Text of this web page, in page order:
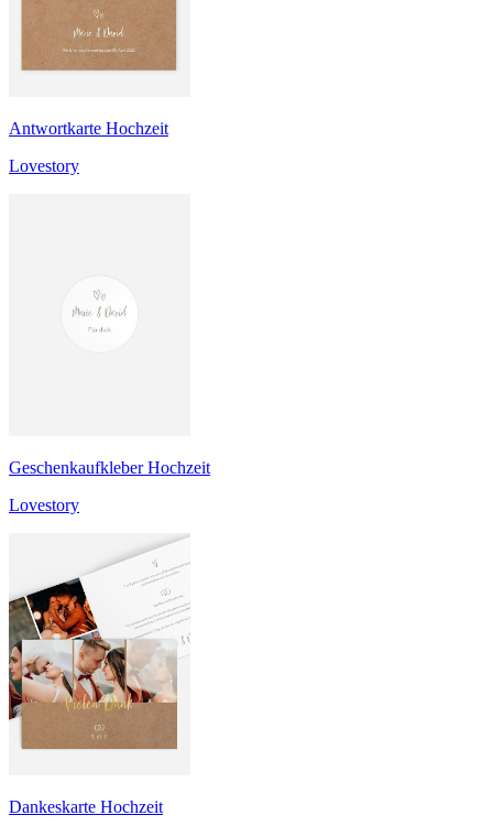
Antwortkarte Hochzeit
Lovestory
Geschenkaufkleber Hochzeit
Lovestory
Dankeskarte Hochzeit